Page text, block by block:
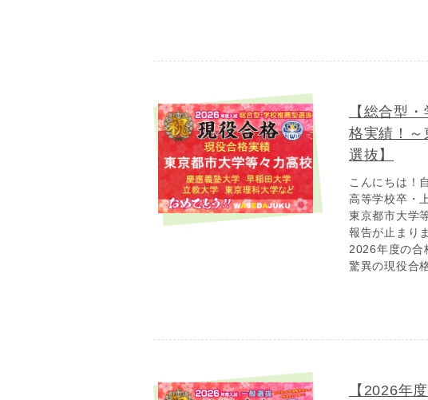
【総合型
格実績！～
選抜】
こんにちは！
高等学校卒・
東京都市大学
報告が止まり
2026年度の合
驚異の現役合
【2026年